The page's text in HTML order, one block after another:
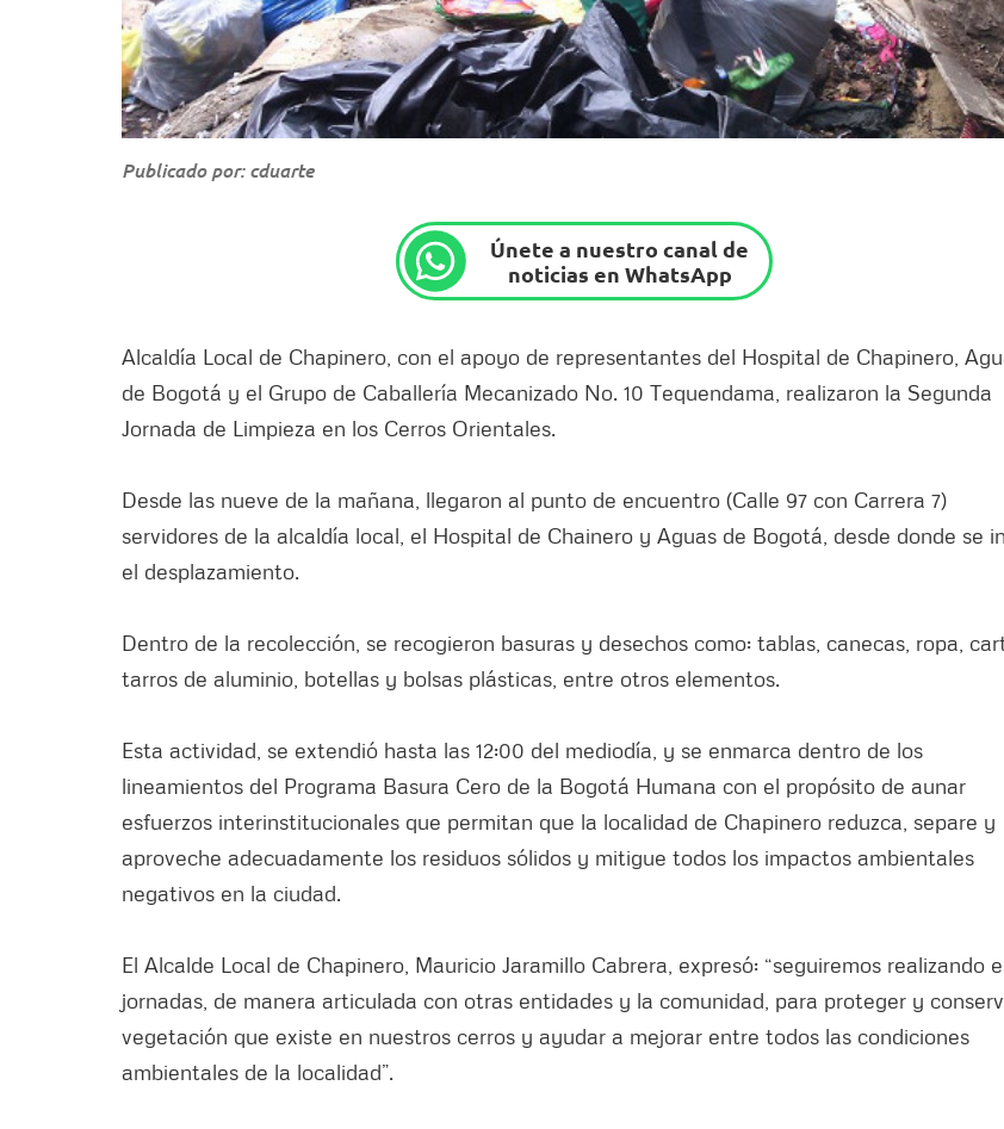
Publicado por: cduarte
Únete a nuestro canal de
noticias en WhatsApp
Alcaldía Local de Chapinero, con el apoyo de representantes del Hospital de Chapinero,
de Bogotá y el Grupo de Caballería Mecanizado No. 10 Tequendama, realizaron la Segunda
Jornada de Limpieza en los Cerros Orientales.
Desde las nueve de la mañana, llegaron al punto de encuentro (Calle 97 con Carrera 7)
servidores de la alcaldía local, el Hospital de Chainero y Aguas de Bogotá, desde donde se
el desplazamiento.
Dentro de la recolección, se recogieron basuras y desechos como: tablas, canecas, ropa,
tarros de aluminio, botellas y bolsas plásticas, entre otros elementos.
Esta actividad, se extendió hasta las 12:00 del mediodía, y se enmarca dentro de los
lineamientos del Programa Basura Cero de la Bogotá Humana con el propósito de aunar
esfuerzos interinstitucionales que permitan que la localidad de Chapinero reduzca, separe y
aproveche adecuadamente los residuos sólidos y mitigue todos los impactos ambientales
negativos en la ciudad.
El Alcalde Local de Chapinero, Mauricio Jaramillo Cabrera, expresó: “seguiremos realizando
jornadas, de manera articulada con otras entidades y la comunidad, para proteger y
vegetación que existe en nuestros cerros y ayudar a mejorar entre todos las condiciones
ambientales de la localidad”.